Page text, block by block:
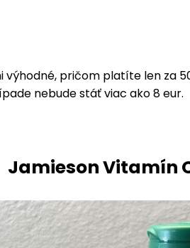
výhodné, pričom platíte len za
nebude stáť viac ako 8 eur.
Jamieson Vitamín